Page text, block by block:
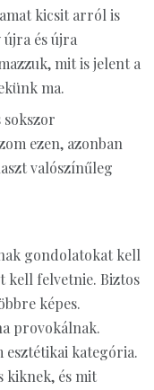
kicsit arról is
újra és újra
mit is jelent a
ma.
sokszor
ezen, azonban
valószínűleg
gondolatokat kell
kell felvetnie. Biztos
képes.
provokálnak.
esztétikai kategória.
kiknek, és mit